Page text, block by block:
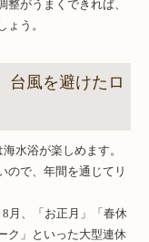
がうまくできれば、
う。
台風を避けたロ
水浴が楽しめます。
ので、年間を通じてリ
月、「お正月」「春休
ク」といった大型連休